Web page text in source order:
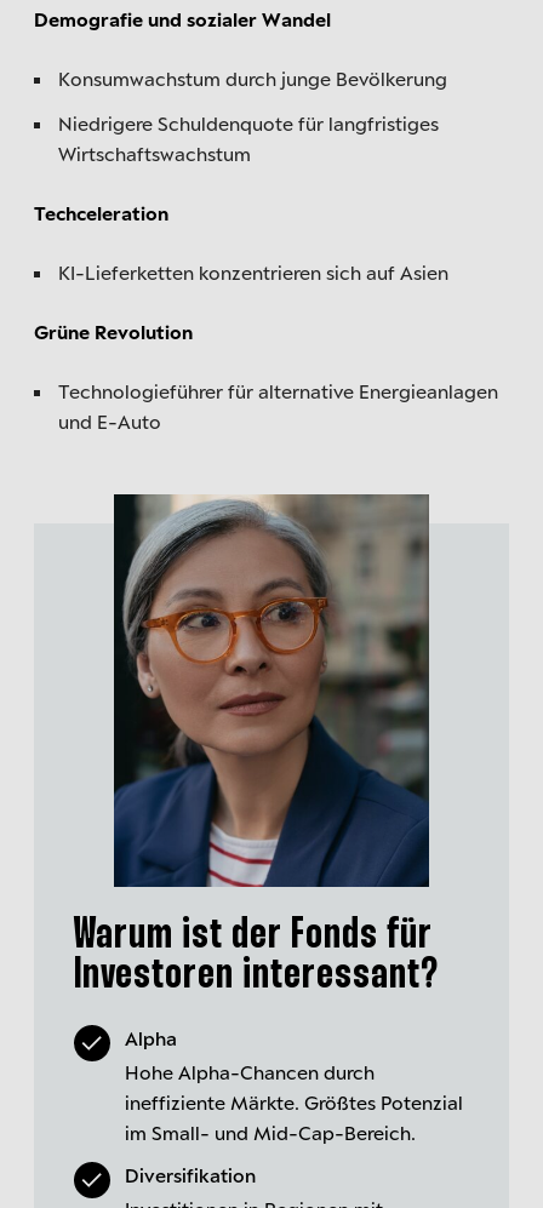
Demografie und sozialer Wandel
Konsumwachstum durch junge Bevölkerung
Niedrigere Schuldenquote für langfristiges
Wirtschaftswachstum
Techceleration
KI-Lieferketten konzentrieren sich auf Asien
Grüne Revolution
Technologieführer für alternative Energieanlagen
und E-Auto
Warum ist der Fonds für
Investoren interessant?
Alpha
Hohe Alpha-Chancen durch
ineffiziente Märkte. Größtes Potenzial
im Small- und Mid-Cap-Bereich.
Diversifikation